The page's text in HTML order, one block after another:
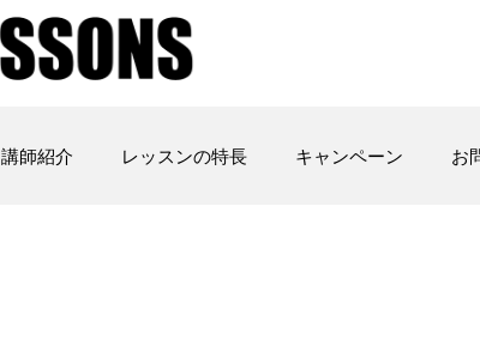
講師紹介 レッスンの特長 キャンペーン お